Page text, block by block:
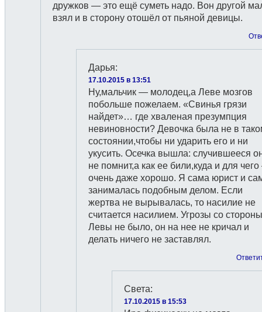
дружков — это ещё суметь надо. Вон другой
взял и в сторону отошёл от пьяной девицы.
Дарья:
17.10.2015 в 13:51
Ну,мальчик — молодец,а Леве мозгов
побольше пожелаем. «Свинья грязи
найдет»… где хваленая презумпция
невиновности? Девочка была не в
состоянии,чтобы ни ударить его и ни
укусить. Осечка вышла: случившееся
не помнит,а как ее били,куда и для
очень даже хорошо. Я сама юрист и
занималась подобным делом. Если
жертва не вырывалась, то насилие не
считается насилием. Угрозы со стороны
Левы не было, он на нее не кричал и
делать ничего не заставлял.
Света:
17.10.2015 в 15:53